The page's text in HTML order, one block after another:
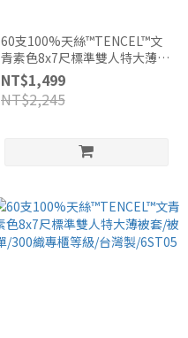
60支100%天絲™TENCEL™文
青素色8x7尺標準雙人特大薄被
套/被單/300織專櫃等級/台灣
製/6ST08
NT$1,499
NT$2,245